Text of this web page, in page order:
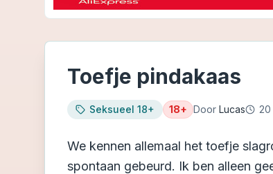
Toefje pindakaas
Seksueel 18+ 18+ Door Lucas
We kennen allemaal het toefje
spontaan gebeurd. Ik ben alleen